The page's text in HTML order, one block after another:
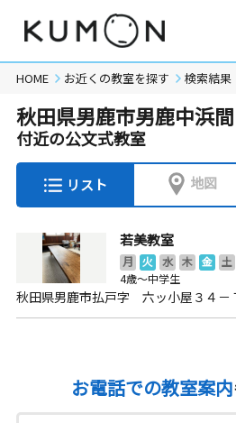
HOME お近くの教室を探す 検索結果
秋田県男鹿市男鹿中浜
付近の公文式教室
リスト 地図
若美教室
月 火 水 木 金 土
4歳～中学生
秋田県男鹿市払戸字 六ッ小屋３４－
お電話での教室案内